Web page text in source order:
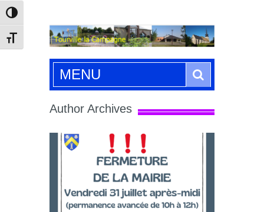
Passer en contraste élevé
Changer la taille de la police
MENU
Author Archives